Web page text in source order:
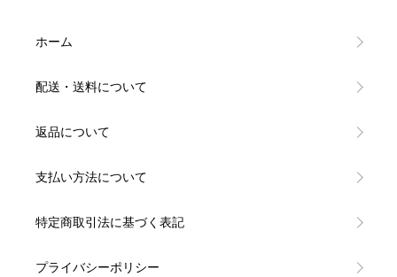
ホーム
配送・送料について
返品について
支払い方法について
特定商取引法に基づく表記
プライバシーポリシー